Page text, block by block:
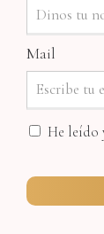
Mail
He leído